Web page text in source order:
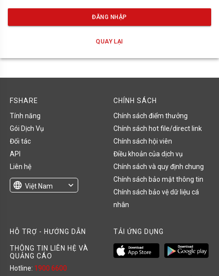
ĐĂNG NHẬP
QUAY LẠI
FSHARE
Tính năng
Gói Dịch Vụ
Đối tác
API
Liên hệ
language Việt Nam
expand_more
CHÍNH SÁCH
Chính sách điểm thưởng
Chính sách hot file/direct link
Chính sách hội viên
Điều khoản của dịch vụ
Chính sách và quy định chung
Chính sách bảo mật thông tin
Chính sách bảo vệ dữ liệu cá
nhân
HỖ TRỢ - HƯỚNG DẪN
THÔNG TIN LIÊN HỆ VÀ
QUẢNG CÁO
Hotline: 1900 6600
TẢI ỨNG DỤNG